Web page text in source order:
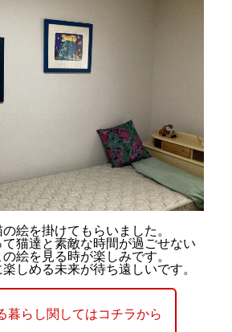
絵を掛けてもらいました。
猫達と素敵な時間が過ごせない
絵を見る時が楽しみです。
しめる未来が待ち遠しいです。
暮らし関してはコチラから